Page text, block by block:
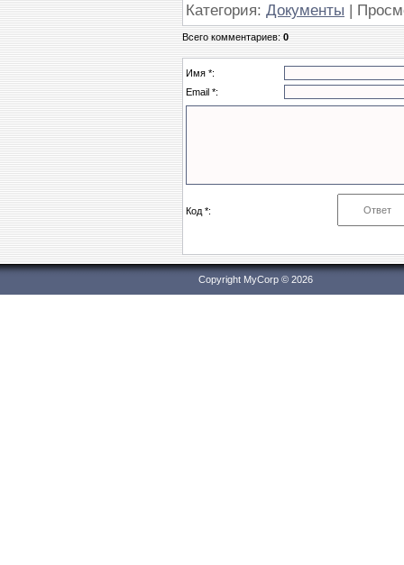
Категория: Документы |
Всего комментариев:0
Имя *:
Email *:
Код *:
Copyright MyCorp © 2026